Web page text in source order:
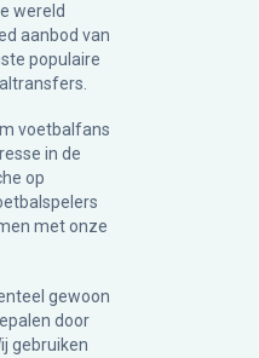
wereld
aanbod van
populaire
voetbalfans
in de
op
met onze
gewoon
door
gebruiken